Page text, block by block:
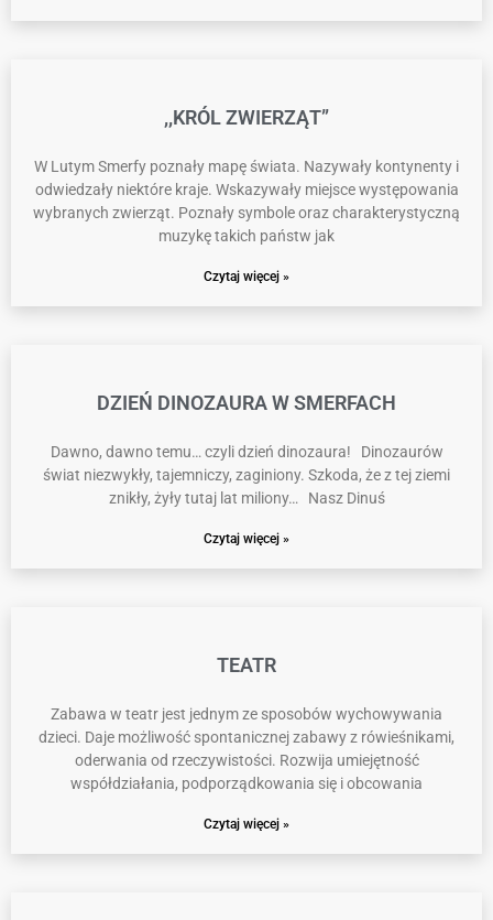
,,KRÓL ZWIERZĄT”
W Lutym Smerfy poznały mapę świata. Nazywały kontynenty i
odwiedzały niektóre kraje. Wskazywały miejsce występowania
wybranych zwierząt. Poznały symbole oraz charakterystyczną
muzykę takich państw jak
Czytaj więcej »
DZIEŃ DINOZAURA W SMERFACH
Dawno, dawno temu… czyli dzień dinozaura! Dinozaurów
świat niezwykły, tajemniczy, zaginiony. Szkoda, że z tej ziemi
znikły, żyły tutaj lat miliony… Nasz Dinuś
Czytaj więcej »
TEATR
Zabawa w teatr jest jednym ze sposobów wychowywania
dzieci. Daje możliwość spontanicznej zabawy z rówieśnikami,
oderwania od rzeczywistości. Rozwija umiejętność
współdziałania, podporządkowania się i obcowania
Czytaj więcej »